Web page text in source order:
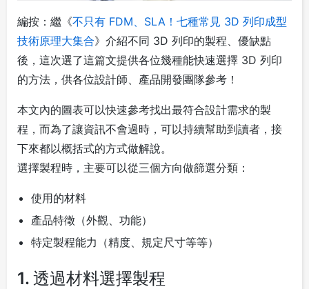
編按：繼《不只有 FDM、SLA！七種常見 3D 列印成型
技術原理大集合》介紹不同 3D 列印的製程、優缺點
後，這次選了這篇文提供各位幾種能快速選擇 3D 列印
的方法，供各位設計師、產品開發團隊參考！
本文內的圖表可以快速參考找出最符合設計需求的製
程，而為了讓資訊不會過時，可以持續幫助到讀者，接
下來都以概括式的方式做解說。
選擇製程時，主要可以從三個方向做篩選分類：
使用的材料
產品特徵（外觀、功能）
特定製程能力（精度、規定尺寸等等）
1. 透過材料選擇製程